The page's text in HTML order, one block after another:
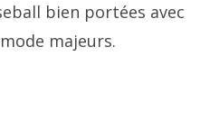
bien portées avec
majeurs.